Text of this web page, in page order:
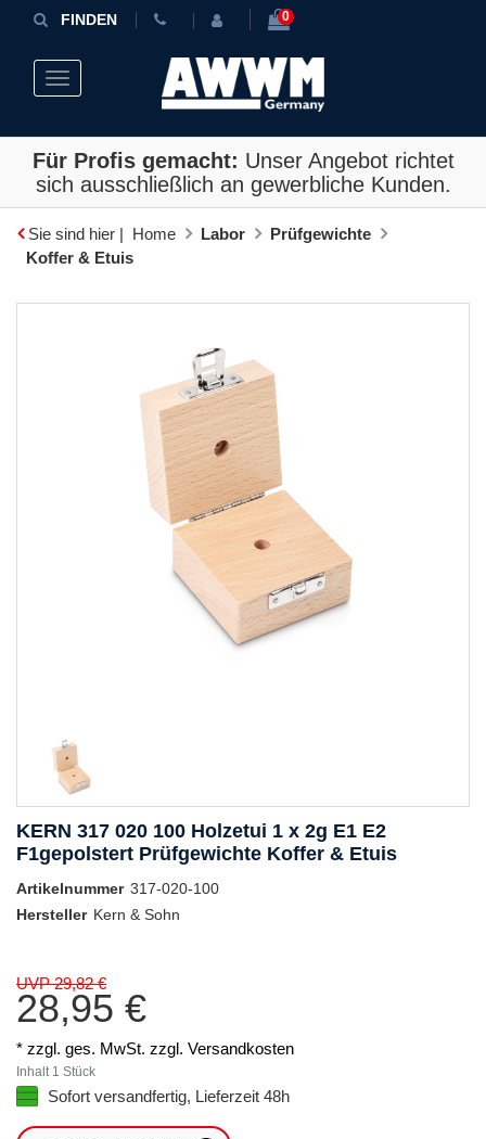
FINDEN 0
Toggle navigation
Für Profis gemacht: Unser Angebot richtet
sich ausschließlich an gewerbliche Kunden.
Sie sind hier | Home Labor
Prüfgewichte
Koffer & Etuis
KERN 317 020 100 Holzetui 1 x 2g E1 E2
F1gepolstert Prüfgewichte Koffer & Etuis
Artikelnummer 317-020-100
Hersteller Kern & Sohn
UVP 29,82 €
28,95 €
* zzgl. ges. MwSt. zzgl. Versandkosten
Inhalt 1 Stück
Sofort versandfertig, Lieferzeit 48h